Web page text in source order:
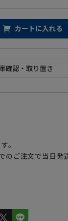
カートに入れる
。
のご注文で当日発